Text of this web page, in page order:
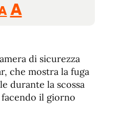
ReducirRestablecer
fuente
AAumentar
de
fuente.
di sicurezza
che mostra la fuga
durante la scossa
il giorno